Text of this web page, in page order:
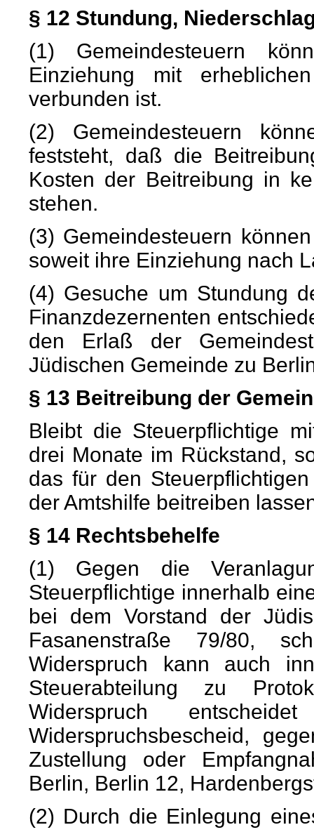
§ 12 Stundung,
(1) Gemeindesteuern
Einziehung mit
verbunden ist.
(2) Gemeindesteuern
feststeht, daß die
Kosten der Beitreibung in
stehen.
(3) Gemeindesteuern
soweit ihre Einziehung nach
(4) Gesuche um Stundung
Finanzdezernenten
den Erlaß der
Jüdischen Gemeinde zu
§ 13 Beitreibung der
Bleibt die Steuerpflichtige
drei Monate im Rückstand,
das für den
der Amtshilfe beitreiben
§ 14 Rechtsbehelfe
(1) Gegen die
Steuerpflichtige innerhalb
bei dem Vorstand der
Fasanenstraße 79/80,
Widerspruch kann auch
Steuerabteilung zu
Widerspruch
Widerspruchsbescheid,
Zustellung oder
Berlin, Berlin 12,
(2) Durch die Einlegung